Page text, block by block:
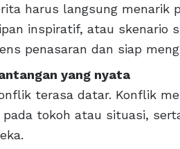
harus langsung menarik
inspiratif, atau skenario
penasaran dan siap
yang nyata
terasa datar. Konflik
pada tokoh atau situasi,